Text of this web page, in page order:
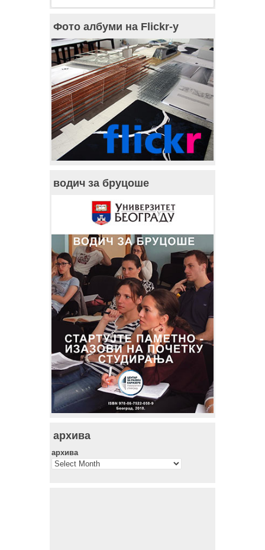
Фото албуми на Flickr-у
водич за бруцоше
архива
архива